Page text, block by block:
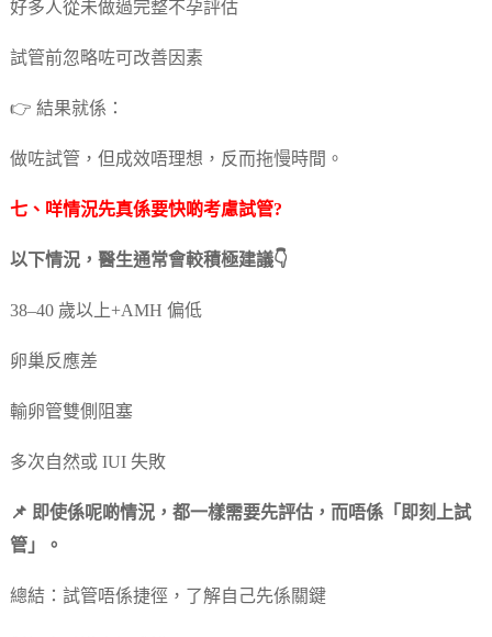
好多人從未做過完整不孕評估
試管前忽略咗可改善因素
👉 結果就係：
做咗試管，但成效唔理想，反而拖慢時間。
七、咩情況先真係要快啲考慮試管?
以下情況，醫生通常會較積極建議👇
38–40 歲以上+AMH 偏低
卵巢反應差
輸卵管雙側阻塞
多次自然或 IUI 失敗
📌 即使係呢啲情況，都一樣需要先評估，而唔係「即刻上試
管」。
總結：試管唔係捷徑，了解自己先係關鍵